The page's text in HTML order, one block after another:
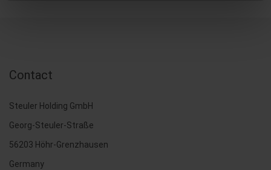
Contact
Steuler Holding GmbH
Georg-Steuler-Straße
56203 Höhr-Grenzhausen
Germany